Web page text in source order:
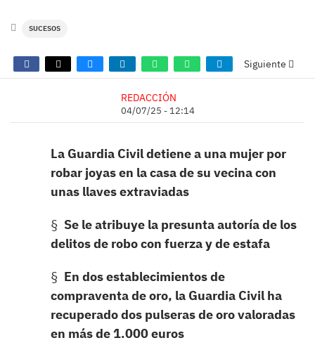
SUCESOS
Siguiente
REDACCIÓN
04/07/25 - 12:14
La Guardia Civil detiene a una mujer por
robar joyas en la casa de su vecina con
unas llaves extraviadas
§ Se le atribuye la presunta autoría de los
delitos de robo con fuerza y de estafa
§ En dos establecimientos de
compraventa de oro, la Guardia Civil ha
recuperado dos pulseras de oro valoradas
en más de 1.000 euros